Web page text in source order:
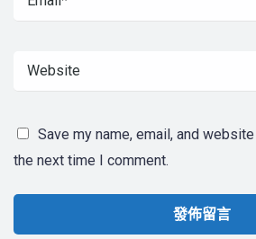
Save my name, email, and
the next time I comment.